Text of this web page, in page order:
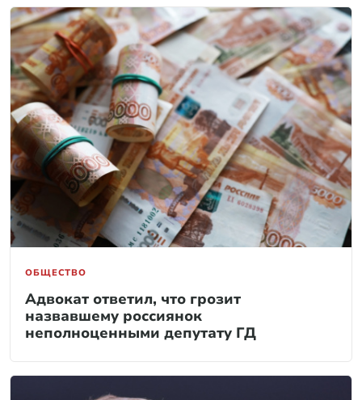
ОБЩЕСТВО
Адвокат ответил, что грозит
назвавшему россиянок
неполноценными депутату ГД